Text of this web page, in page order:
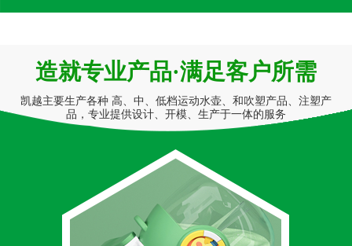
造就专业产品·满足客户所需
凯越主要生产各种 高、中、低档运动水壶、和吹塑产品、注塑产
品，专业提供设计、开模、生产于一体的服务